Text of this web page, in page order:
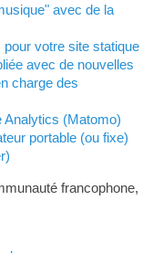
avec de la
votre site statique
avec de nouvelles
charge des
Analytics (Matomo)
portable (ou fixe)
francophone,